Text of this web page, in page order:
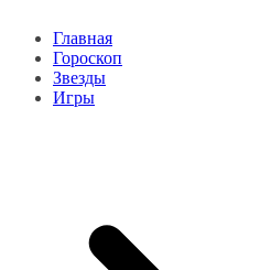
Главная
Гороскоп
Звезды
Игры